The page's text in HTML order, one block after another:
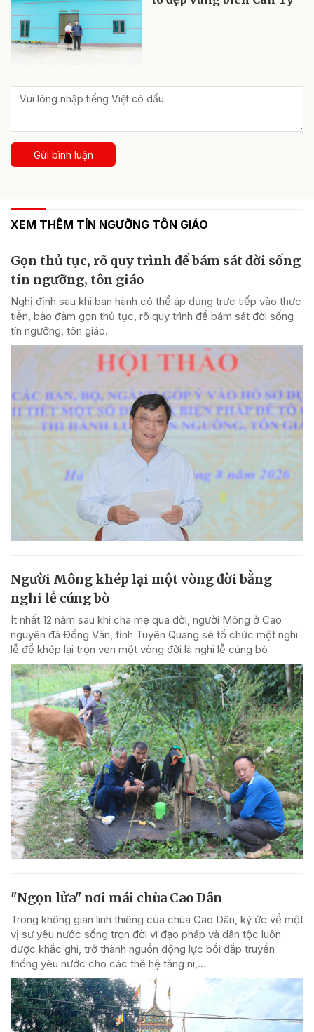
Gửi bình luận
XEM THÊM TÍN NGƯỠNG TÔN GIÁO
Gọn thủ tục, rõ quy trình để bám sát đời sống
tín ngưỡng, tôn giáo
Nghị định sau khi ban hành có thể áp dụng trực tiếp vào thực
tiễn, bảo đảm gọn thủ tục, rõ quy trình để bám sát đời sống
tín ngưỡng, tôn giáo.
Người Mông khép lại một vòng đời bằng
nghi lễ cúng bò
Ít nhất 12 năm sau khi cha mẹ qua đời, người Mông ở Cao
nguyên đá Đồng Văn, tỉnh Tuyên Quang sẽ tổ chức một nghi
lễ để khép lại trọn vẹn một vòng đời là nghi lễ cúng bò
"Ngọn lửa" nơi mái chùa Cao Dân
Trong không gian linh thiêng của chùa Cao Dân, ký ức về một
vị sư yêu nước sống trọn đời vì đạo pháp và dân tộc luôn
được khắc ghi, trở thành nguồn động lực bồi đắp truyền
thống yêu nước cho các thế hệ tăng ni,...